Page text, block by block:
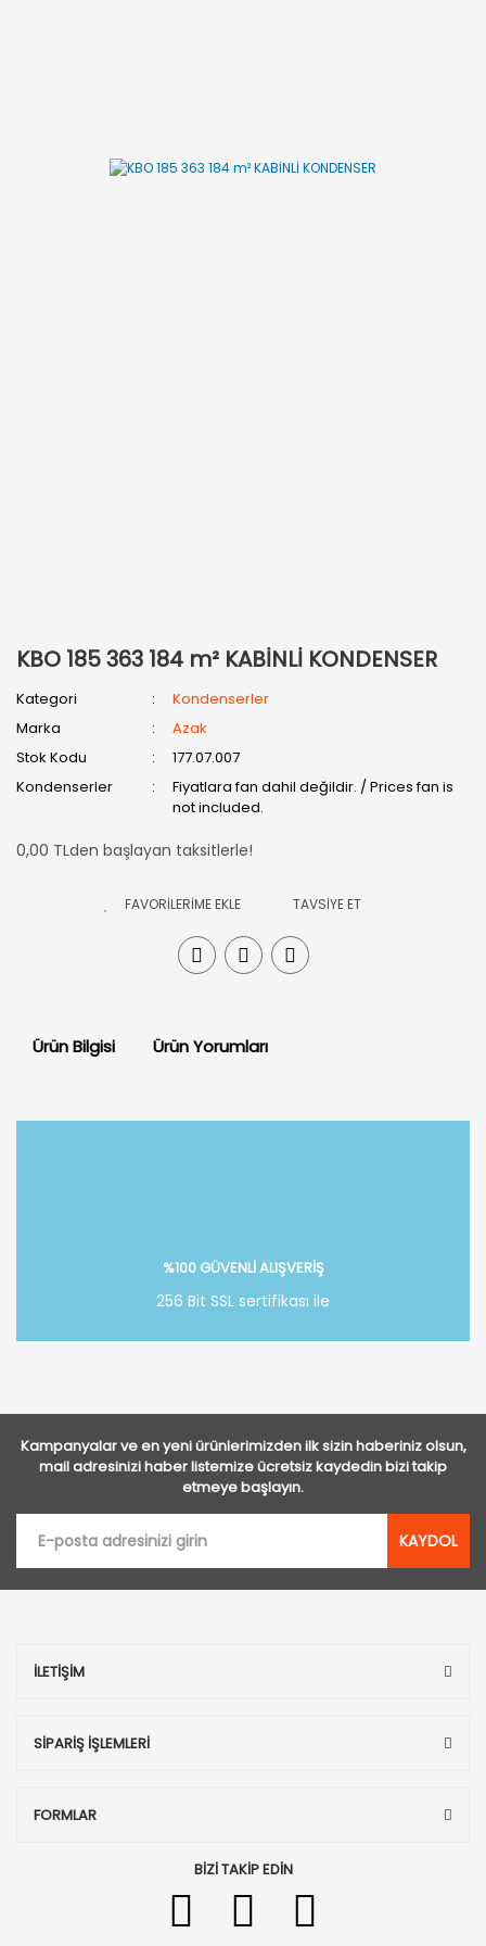
KBO 185 363 184 m² KABİNLİ KONDENSER
Kategori
Kondenserler
Marka
Azak
Stok Kodu
177.07.007
Kondenserler
Fiyatlara fan dahil değildir. / Prices fan is
not included.
0,00 TLden başlayan taksitlerle!
TAVSİYE ET
Ürün Bilgisi Ürün Yorumları
%100 GÜVENLİ ALIŞVERİŞ
256 Bit SSL sertifikası ile
Kampanyalar ve en yeni ürünlerimizden ilk sizin haberiniz olsun,
mail adresinizi haber listemize ücretsiz kaydedin bizi takip
etmeye başlayın.
KAYDOL
İLETİŞİM
SİPARİŞ İŞLEMLERİ
FORMLAR
BİZİ TAKİP EDİN